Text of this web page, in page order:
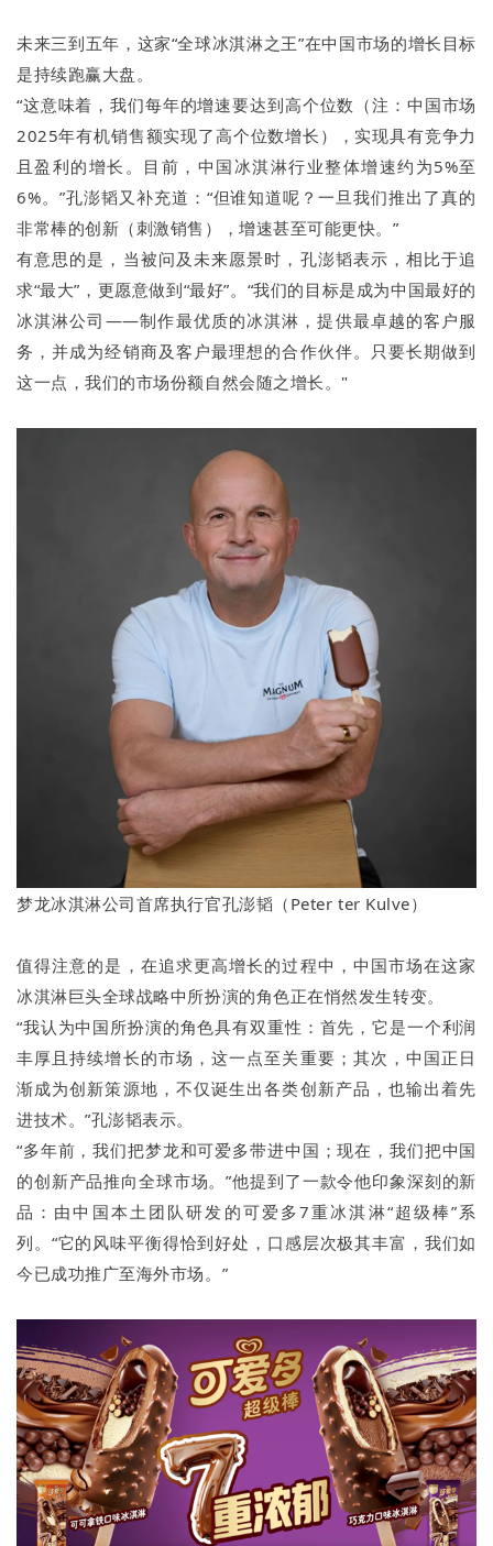
未来三到五年，这家“全球冰淇淋之王”在中国市场的增长目标
是持续跑赢大盘。
“这意味着，我们每年的增速要达到高个位数（注：中国市场
2025年有机销售额实现了高个位数增长），实现具有竞争力
且盈利的增长。目前，中国冰淇淋行业整体增速约为5%至
6%。”孔澎韬又补充道：“但谁知道呢？一旦我们推出了真的
非常棒的创新（刺激销售），增速甚至可能更快。”
有意思的是，当被问及未来愿景时，孔澎韬表示，相比于追
求“最大”，更愿意做到“最好”。“我们的目标是成为中国最好的
冰淇淋公司——制作最优质的冰淇淋，提供最卓越的客户服
务，并成为经销商及客户最理想的合作伙伴。只要长期做到
这一点，我们的市场份额自然会随之增长。"
梦龙冰淇淋公司首席执行官孔澎韬（Peter ter Kulve）
值得注意的是，在追求更高增长的过程中，中国市场在这家
冰淇淋巨头全球战略中所扮演的角色正在悄然发生转变。
“我认为中国所扮演的角色具有双重性：首先，它是一个利润
丰厚且持续增长的市场，这一点至关重要；其次，中国正日
渐成为创新策源地，不仅诞生出各类创新产品，也输出着先
进技术。”孔澎韬表示。
“多年前，我们把梦龙和可爱多带进中国；现在，我们把中国
的创新产品推向全球市场。”他提到了一款令他印象深刻的新
品：由中国本土团队研发的可爱多7重冰淇淋“超级棒”系
列。“它的风味平衡得恰到好处，口感层次极其丰富，我们如
今已成功推广至海外市场。”